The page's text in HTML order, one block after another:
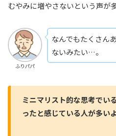
むやみに増やさないという声が
ふりパパ
なんでもたくさん
ないみたい…。
ミニマリスト的な思考でい
ったと感じている人が多い